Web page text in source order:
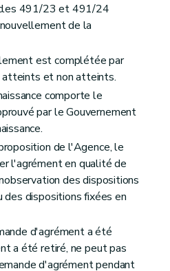
491/23 et 491/24
de la
est complétée par
et non atteints.
comporte le
par le Gouvernement
de l'Agence, le
l'agrément en qualité de
des dispositions
dispositions fixées en
d'agrément a été
a été retiré, ne peut pas
d'agrément pendant